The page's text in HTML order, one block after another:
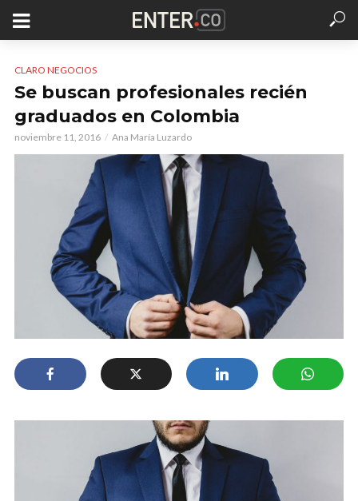
CLARO NEGOCIOS
Se buscan profesionales recién
graduados en Colombia
noviembre 11, 2016 Ana María Luzardo